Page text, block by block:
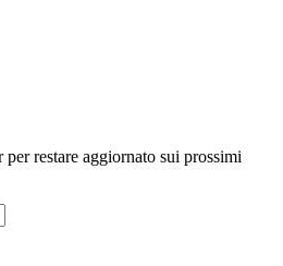
restare aggiornato sui prossimi